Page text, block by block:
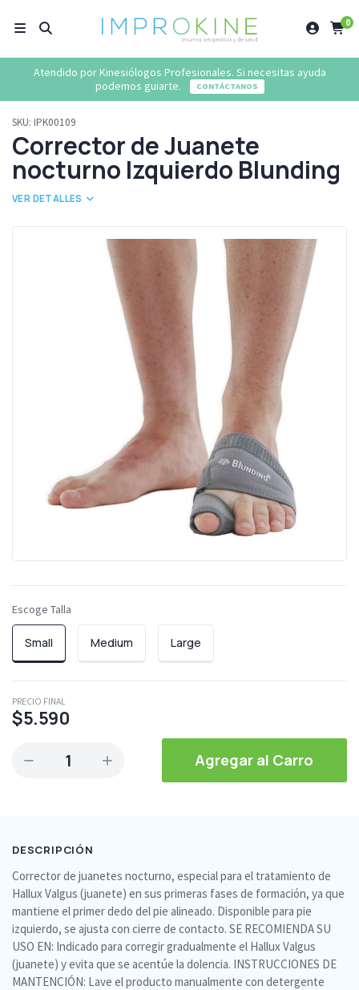
0
Atendido por Kinesiólogos Profesionales. Si necesitas ayuda
podemos guiarte.
CONTÁCTANOS
SKU: IPK00109
Corrector de Juanete
nocturno Izquierdo Blunding
VER DETALLES
Escoge Talla
Small Medium Large
PRECIO FINAL
$5.590
1 Agregar al Carro
DESCRIPCIÓN
Corrector de juanetes nocturno, especial para el tratamiento de
Hallux Valgus (juanete) en sus primeras fases de formación, ya que
mantiene el primer dedo del pie alineado. Disponible para pie
izquierdo, se ajusta con cierre de contacto. SE RECOMIENDA SU
USO EN: Indicado para corregir gradualmente el Hallux Valgus
(juanete) y evita que se acentúe la dolencia. INSTRUCCIONES DE
MANTENCIÓN: Lave el producto manualmente con detergente